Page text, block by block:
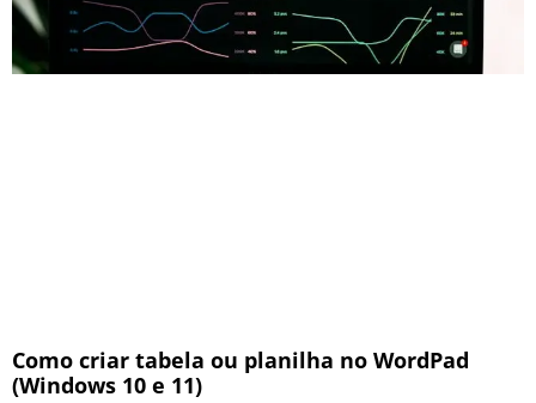
Como criar tabela ou planilha no WordPad
(Windows 10 e 11)